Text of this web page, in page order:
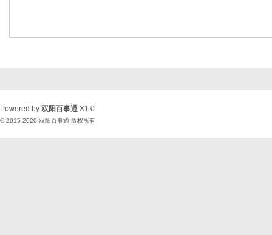
Powered by 双阳百事通 X1.0
© 2015-2020 双阳百事通 版权所有